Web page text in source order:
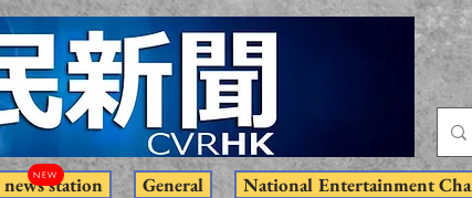
station General National Entertainment
NEW